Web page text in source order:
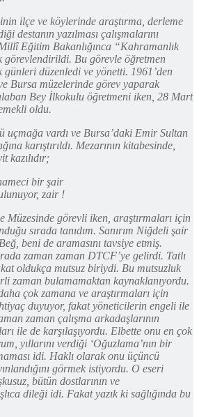
ilçe ve köylerinde araştırma, derleme
destanın yazılması çalışmalarını
Eğitim Bakanlığınca “Kahramanlık
Bu görevle öğretmen
günleri düzenledi ve yönetti. 1961’den
Bursa müzelerinde görev yaparak
Bey İlkokulu öğretmeni iken, 28 Mart
oldu.
uçmağa vardı ve Bursa’daki Emir Sultan
karıştırıldı. Mezarının kitabesinde,
kazılıdır;
bir şair
zair !
Müzesinde görevli iken, araştırmaları için
sırada tanıdım. Sanırım Niğdeli şair
beni de aramasını tavsiye etmiş.
zaman zaman DTCF’ye gelirdi. Tatlı
oldukça mutsuz biriydi. Bu mutsuzluk
zaman bulamamaktan kaynaklanıyordu.
çok zamana ve araştırmaları için
duyuyor, fakat yöneticilerin engeli ile
zaman çalışma arkadaşlarının
ile de karşılaşıyordu. Elbette onu en çok
yıllarını verdiği ‘Oğuzlama’nın bir
idi. Haklı olarak onu üçüncü
görmek istiyordu. O eseri
bütün dostlarının ve
dileği idi. Fakat yazık ki sağlığında bu